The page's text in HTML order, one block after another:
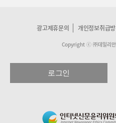
광고제휴문의 개인정보취급
Copyright ⓒ ㈜데일리
로그인